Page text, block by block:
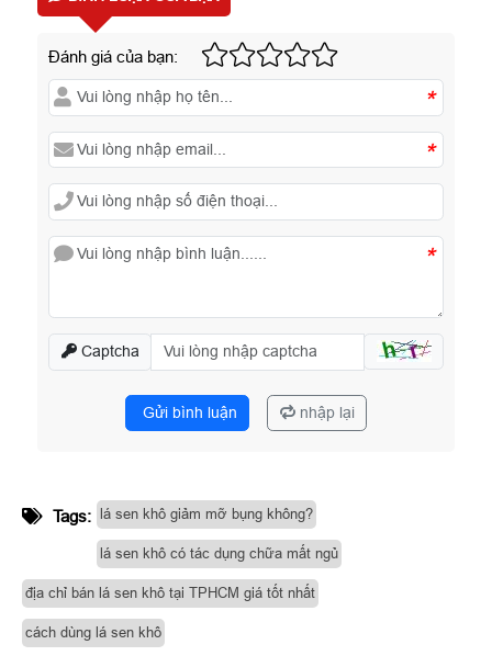
Đánh giá của bạn:
*
*
*
Captcha
Gửi bình luận nhập lại
Tags: lá sen khô giảm mỡ bụng không?
lá sen khô có tác dụng chữa mất ngủ
địa chỉ bán lá sen khô tại TPHCM giá tốt nhất
cách dùng lá sen khô